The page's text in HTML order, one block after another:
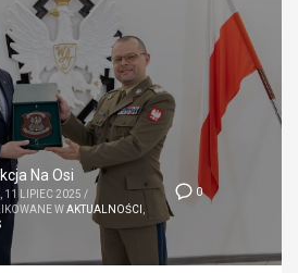
0
Na Osi
11 LIPIEC 2025 /
WAKTUALNOŚCI